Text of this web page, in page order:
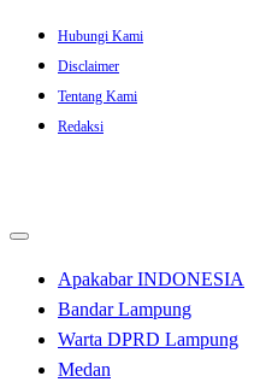
Skip
content
Hubungi Kami
Disclaimer
Tentang Kami
Redaksi
Apakabar INDONESIA
Bandar Lampung
Warta DPRD Lampung
Medan